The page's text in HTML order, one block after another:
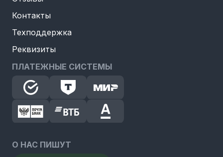
Контакты
Техподдержка
Реквизиты
ПЛАТЕЖНЫЕ СИСТЕМЫ
О НАС ПИШУТ